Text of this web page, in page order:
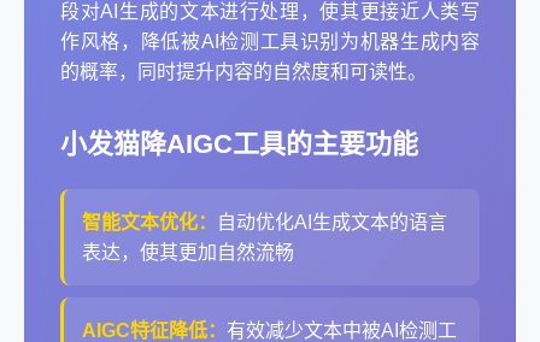
段对AI生成的文本进行处理，使其更接近人类写
作风格，降低被AI检测工具识别为机器生成内容
的概率，同时提升内容的自然度和可读性。
小发猫降AIGC工具的主要功能
智能文本优化：
自动优化AI生成文本的语言
表达，使其更加自然流畅
AIGC特征降低： 有效减少文本中被AI检测工